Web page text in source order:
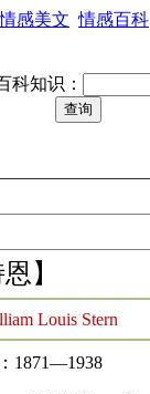
情感美文 情感百科
科知识：
】
Louis Stern
1871—1938